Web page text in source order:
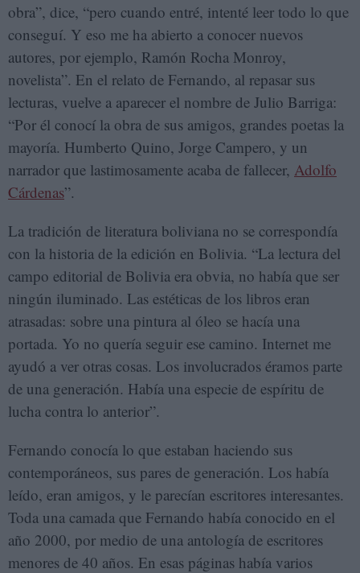
obra”, dice, “pero cuando entré, intenté leer todo lo que
conseguí. Y eso me ha abierto a conocer nuevos
autores, por ejemplo, Ramón Rocha Monroy,
novelista”. En el relato de Fernando, al repasar sus
lecturas, vuelve a aparecer el nombre de Julio Barriga:
“Por él conocí la obra de sus amigos, grandes poetas la
mayoría. Humberto Quino, Jorge Campero, y un
narrador que lastimosamente acaba de fallecer, Adolfo
Cárdenas”.
La tradición de literatura boliviana no se correspondía
con la historia de la edición en Bolivia. “La lectura del
campo editorial de Bolivia era obvia, no había que ser
ningún iluminado. Las estéticas de los libros eran
atrasadas: sobre una pintura al óleo se hacía una
portada. Yo no quería seguir ese camino. Internet me
ayudó a ver otras cosas. Los involucrados éramos parte
de una generación. Había una especie de espíritu de
lucha contra lo anterior”.
Fernando conocía lo que estaban haciendo sus
contemporáneos, sus pares de generación. Los había
leído, eran amigos, y le parecían escritores interesantes.
Toda una camada que Fernando había conocido en el
año 2000, por medio de una antología de escritores
menores de 40 años. En esas páginas había varios